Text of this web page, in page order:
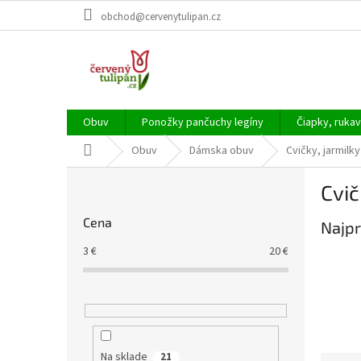
obchod@cervenytulipan.cz
Obuv Ponožky pančuchy legíny Čiapky,
Domov Obuv Dámska obuv Cvičky, jarmilky
Cena
3 € 20€
Na sklade 21